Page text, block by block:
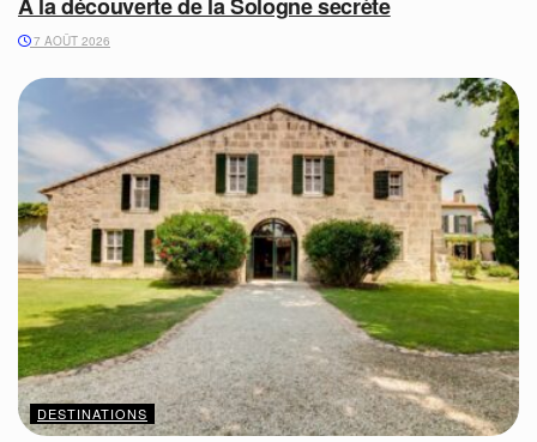
A la découverte de la Sologne secrète
7 AOÛT 2026
DESTINATIONS